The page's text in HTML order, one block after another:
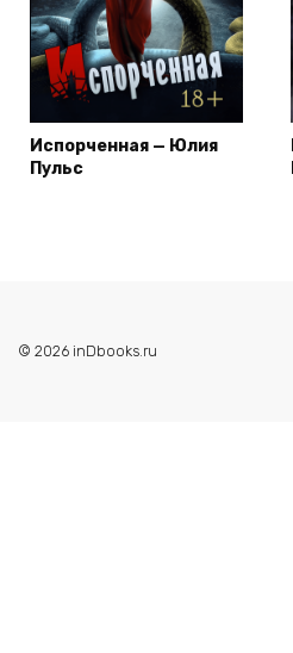
Испорченная — Юлия
Пульс
© 2026 inDbooks.ru